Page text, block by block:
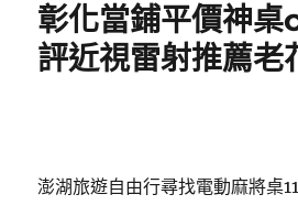
彰化當鋪平價神
評近視雷射推薦老
澎湖旅遊自由行尋找電動麻將桌